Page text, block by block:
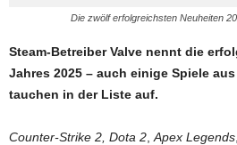
Die zwölf erfolgreichsten Neuheiten
Steam-Betreiber Valve nennt die
Jahres 2025 – auch einige Spiele
tauchen in der Liste auf.
Counter-Strike 2, Dota 2 Apex Legends